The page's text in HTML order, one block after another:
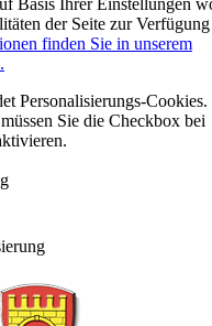
Basis Ihrer Einstellungen
der Seite zur Verfügung
finden Sie in unserem
Personalisierungs-
Sie die Checkbox bei